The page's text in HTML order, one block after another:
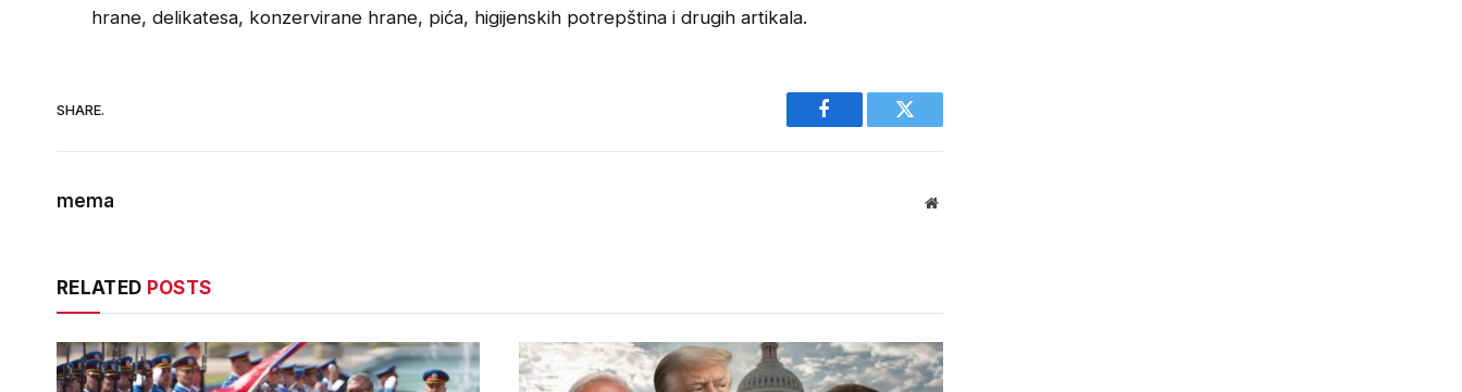
hrane, delikatesa, konzervirane hrane, pića, higijenskih potrepština i drugih artikala.
SHARE.
Facebook Twitter
mema Website
RELATED POSTS